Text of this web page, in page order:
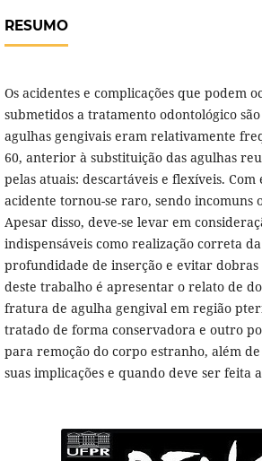
RESUMO
Os acidentes e complicações que podem
submetidos a tratamento odontológico
agulhas gengivais eram relativamente
60, anterior à substituição das agulhas
pelas atuais: descartáveis e flexíveis. Com
acidente tornou-se raro, sendo incomuns
Apesar disso, deve-se levar em
indispensáveis como realização correta
profundidade de inserção e evitar dobras
deste trabalho é apresentar o relato de
fratura de agulha gengival em região
tratado de forma conservadora e outro
para remoção do corpo estranho, além
suas implicações e quando deve ser feita